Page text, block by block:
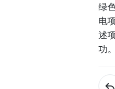
绿
电
述
功。